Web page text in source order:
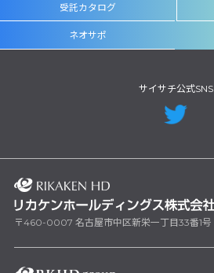
受託カタログ
ネオサポ
サイサチ公式SNS
〒460-0007 名古屋市中区新栄一丁目33番1号